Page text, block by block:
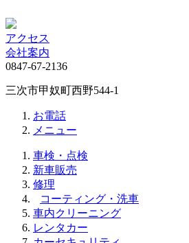
アクセス
会社案内
0847-67-2136
三次市甲奴町西野544-1
お電話
メニュー
車検・点検
新車販売
修理
コーティング・洗車
車内クリーニング
レンタカー